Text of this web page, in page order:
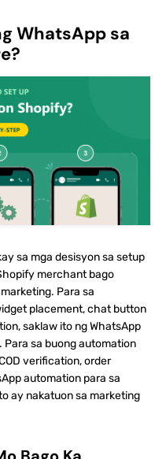
WhatsApp sa
sa mga desisyon sa setup
merchant bago
Para sa
placement, chat button
saklaw ito ng WhatsApp
sa buong automation
verification, order
automation para sa
ay nakatuon sa marketing